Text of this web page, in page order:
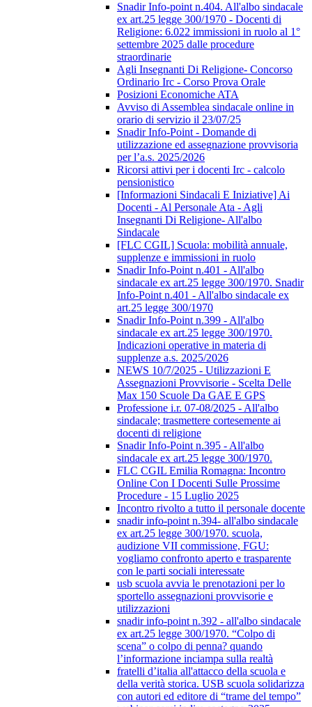
Snadir Info-point n.404. All'albo sindacale
ex art.25 legge 300/1970 - Docenti di
Religione: 6.022 immissioni in ruolo al 1°
settembre 2025 dalle procedure
straordinarie
Agli Insegnanti Di Religione- Concorso
Ordinario Irc - Corso Prova Orale
Posizioni Economiche ATA
Avviso di Assemblea sindacale online in
orario di servizio il 23/07/25
Snadir Info-Point - Domande di
utilizzazione ed assegnazione provvisoria
per l’a.s. 2025/2026
Ricorsi attivi per i docenti Irc - calcolo
pensionistico
[Informazioni Sindacali E Iniziative] Ai
Docenti - Al Personale Ata - Agli
Insegnanti Di Religione- All'albo
Sindacale
[FLC CGIL] Scuola: mobilità annuale,
supplenze e immissioni in ruolo
Snadir Info-Point n.401 - All'albo
sindacale ex art.25 legge 300/1970. Snadir
Info-Point n.401 - All'albo sindacale ex
art.25 legge 300/1970
Snadir Info-Point n.399 - All'albo
sindacale ex art.25 legge 300/1970.
Indicazioni operative in materia di
supplenze a.s. 2025/2026
NEWS 10/7/2025 - Utilizzazioni E
Assegnazioni Provvisorie - Scelta Delle
Max 150 Scuole Da GAE E GPS
Professione i.r. 07-08/2025 - All'albo
sindacale; trasmettere cortesemente ai
docenti di religione
Snadir Info-Point n.395 - All'albo
sindacale ex art.25 legge 300/1970.
FLC CGIL Emilia Romagna: Incontro
Online Con I Docenti Sulle Prossime
Procedure - 15 Luglio 2025
Incontro rivolto a tutto il personale docente
snadir info-point n.394- all'albo sindacale
ex art.25 legge 300/1970. scuola,
audizione VII commissione, FGU:
vogliamo confronto aperto e trasparente
con le parti sociali interessate
usb scuola avvia le prenotazioni per lo
sportello assegnazioni provvisorie e
utilizzazioni
snadir info-point n.392 - all'albo sindacale
ex art.25 legge 300/1970. “Colpo di
scena” o colpo di penna? quando
l’informazione inciampa sulla realtà
fratelli d’italia all'attacco della scuola e
della verità storica. USB scuola solidarizza
con autori ed editore di “trame del tempo”